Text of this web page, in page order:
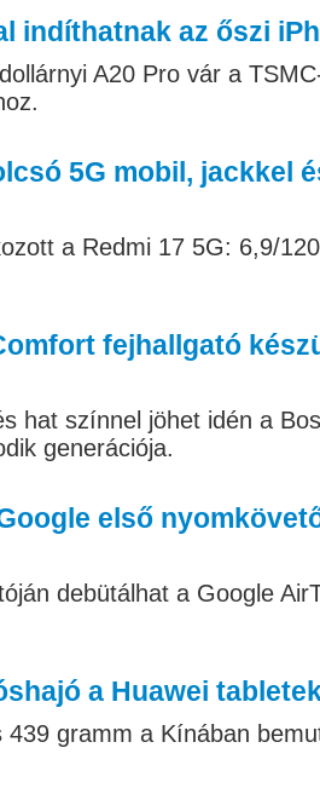
indíthatnak az őszi
A20 Pro vár a
5G mobil, jackkel
a Redmi 17 5G: 6,9/
fejhallgató
hat színnel jöhet idén a
generációja.
első
debütálhat a Google
a Huawei
gramm a Kínában